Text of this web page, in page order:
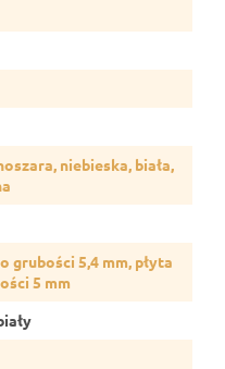
niebieska, biała,
grubości 5,4 mm, płyta
5 mm